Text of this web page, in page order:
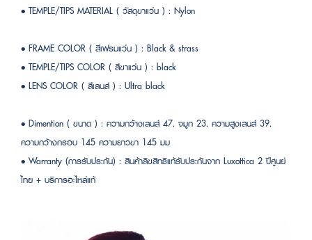
• TEMPLE/TIPS MATERIAL ( วัสดุขาแว่น ) : Nylon
• FRAME COLOR ( สีเฟรมแว่น ) : Black & strass
• TEMPLE/TIPS COLOR ( สีขาแว่น ) : black
• LENS COLOR ( สีเลนส์ ) : Ultra black
• Dimention ( ขนาด ) : ความกว้างเลนส์ 47, จมูก 23, ความสูงเลนส์ 39,
ความกว้างกรอบ 145 ความยาวขา 145 มม
• Warranty (การรับประกัน) : สินค้าลิขสิทธิแท้รับประกันจาก Luxottica 2 ปีศูนย์
ไทย + บริการอะไหล่แท้